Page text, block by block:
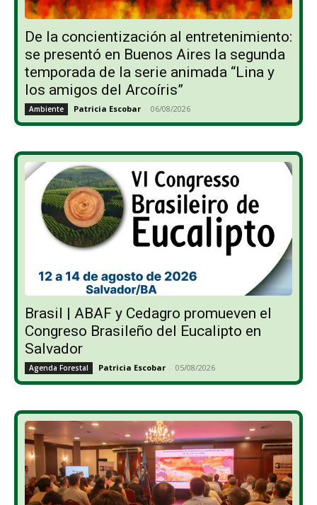
De la concientización al entretenimiento:
se presentó en Buenos Aires la segunda
temporada de la serie animada “Lina y
los amigos del Arcoíris”
Ambiente Patricia Escobar - 06/08/2026
Brasil | ABAF y Cedagro promueven el
Congreso Brasileño del Eucalipto en
Salvador
Agenda Forestal Patricia Escobar - 05/08/2026